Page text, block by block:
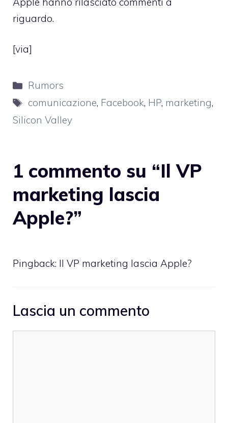
riguardo.
[via]
Categorie
Rumors
Tag
comunicazione, Facebook, HP, marketing,
Silicon Valley
1 commento su “Il VP
marketing lascia
Apple?”
Pingback: Il VP marketing lascia Apple?
Lascia un commento